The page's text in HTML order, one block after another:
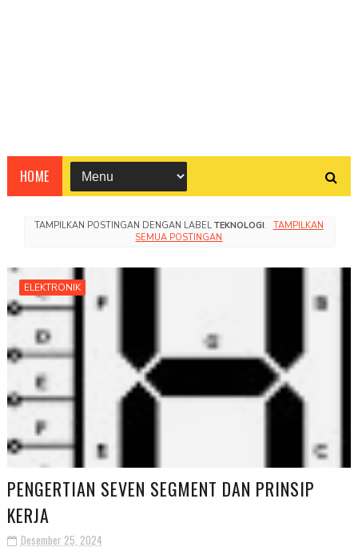
HOME
TAMPILKAN POSTINGAN DENGAN LABELTEKNOLOGI. TAMPILKAN
SEMUA POSTINGAN
ELEKTRONIK
PENGERTIAN SEVEN SEGMENT DAN PRINSIP
KERJA
Desember 25, 2024